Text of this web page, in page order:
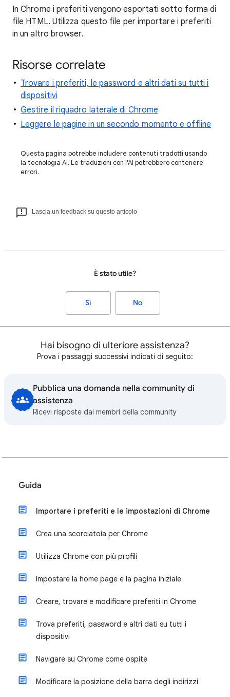
In Chrome i preferiti vengono esportati sotto forma di
file HTML. Utilizza questo file per importare i preferiti
in un altro browser.
Risorse correlate
Trovare i preferiti, le password e altri dati su tutti i
dispositivi
Gestire il riquadro laterale di Chrome
Leggere le pagine in un secondo momento e offline
Questa pagina potrebbe includere contenuti tradotti usando
la tecnologia AI. Le traduzioni con l'AI potrebbero contenere
errori.
Lascia un feedback su questo articolo
È stato utile?
Sì No
Hai bisogno di ulteriore assistenza?
Prova i passaggi successivi indicati di seguito:
Pubblica una domanda nella community di
assistenza
Ricevi risposte dai membri della community
Guida
Importare i preferiti e le impostazioni di Chrome
Crea una scorciatoia per Chrome
Utilizza Chrome con più profili
Impostare la home page e la pagina iniziale
Creare, trovare e modificare preferiti in Chrome
Trova preferiti, password e altri dati su tutti i
dispositivi
Navigare su Chrome come ospite
Modificare la posizione della barra degli indirizzi